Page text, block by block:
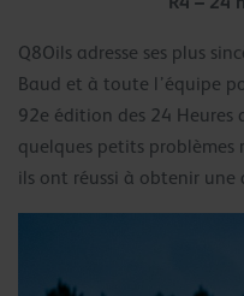
Q8Oils adresse ses plus
Baud et à toute l’équipe
92e édition des 24 Heures
quelques petits problèmes
ils ont réussi à obtenir une